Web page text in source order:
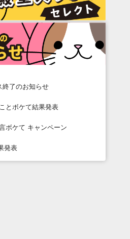
了のお知らせ
とボケて結果発表
ボケて キャンペーン
発表